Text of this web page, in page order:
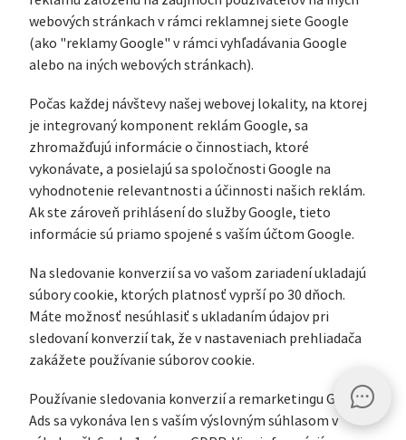
webových stránkach v rámci reklamnej siete Google
(ako "reklamy Google" v rámci vyhľadávania Google
alebo na iných webových stránkach).
Počas každej návštevy našej webovej lokality, na ktorej
je integrovaný komponent reklám Google, sa
zhromažďujú informácie o činnostiach, ktoré
vykonávate, a posielajú sa spoločnosti Google na
vyhodnotenie relevantnosti a účinnosti našich reklám.
Ak ste zároveň prihlásení do služby Google, tieto
informácie sú priamo spojené s vaším účtom Google.
Na sledovanie konverzií sa vo vašom zariadení ukladajú
súbory cookie, ktorých platnosť vyprší po 30 dňoch.
Máte možnosť nesúhlasiť s ukladaním údajov pri
sledovaní konverzií tak, že v nastaveniach prehliadača
zakážete používanie súborov cookie.
Používanie sledovania konverzií a remarketingu Google
Ads sa vykonáva len s vaším výslovným súhlasom v